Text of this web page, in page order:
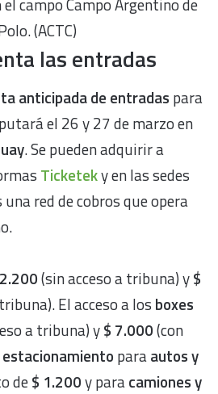
(ACTC)
las entradas
anticipada de entradas para
el 26 y 27 de marzo en
. Se pueden adquirir a
Ticketeky en las sedes
una red de cobros que opera
(sin acceso a tribuna) y$
El acceso a los boxes
a tribuna) y$ 7.000(con
estacionamiento paraautos y
de$ 1.200y paracamiones y